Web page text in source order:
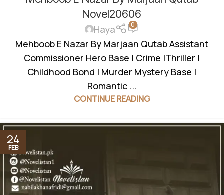
MYSTERY,ROMANTIC URDU NOVEL
Novel20606
Haya 0
Mehboob E Nazar By Marjaan Qutab Assistant
Commissioner Hero Base | Crime |Thriller |
Childhood Bond | Murder Mystery Base |
Romantic ...
CONTINUE READING
24
FEB